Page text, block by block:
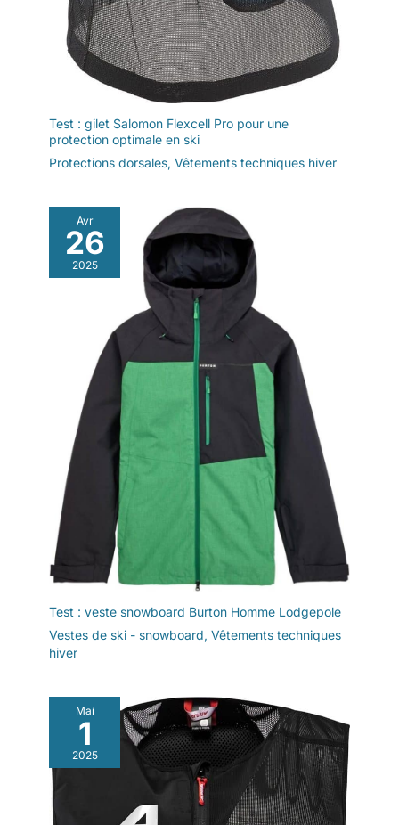
Test : gilet Salomon Flexcell Pro pour une
protection optimale en ski
Protections dorsales, Vêtements techniques hiver
Avr
26
2025
Test : veste snowboard Burton Homme Lodgepole
Vestes de ski - snowboard, Vêtements techniques
hiver
Mai
1
2025